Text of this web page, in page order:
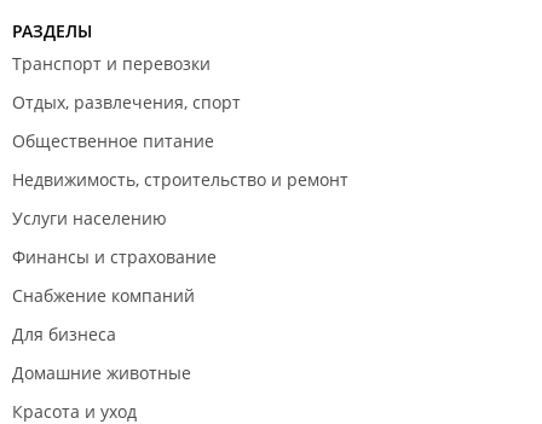
РАЗДЕЛЫ
Транспорт и перевозки
Отдых, развлечения, спорт
Общественное питание
Недвижимость, строительство и ремонт
Услуги населению
Финансы и страхование
Снабжение компаний
Для бизнеса
Домашние животные
Красота и уход